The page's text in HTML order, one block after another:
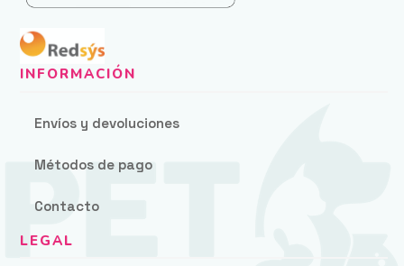
Envíos y devoluciones
Métodos de pago
Contacto